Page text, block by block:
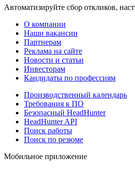
Автоматизируйте сбор откликов,
О компании
Наши вакансии
Партнерам
Реклама на сайте
Новости и статьи
Инвесторам
Кандидаты по профессиям
Производственный календарь
Требования к ПО
Безопасный HeadHunter
HeadHunter API
Поиск работы
Поиск по резюме
Мобильное приложение